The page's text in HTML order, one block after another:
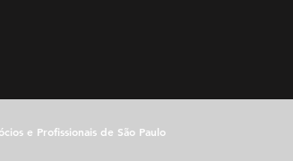
e Profissionais de São Paulo